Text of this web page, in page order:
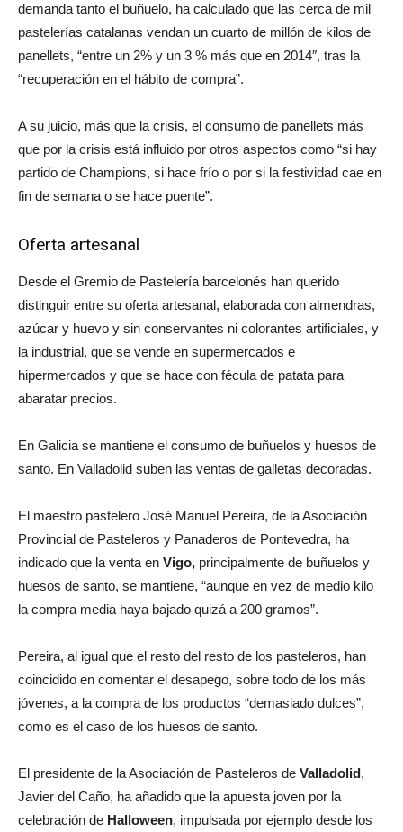
demanda tanto el buñuelo, ha calculado que las cerca de mil
pastelerías catalanas vendan un cuarto de millón de kilos de
panellets, “entre un 2% y un 3 % más que en 2014″, tras la
“recuperación en el hábito de compra”.
A su juicio, más que la crisis, el consumo de panellets más
que por la crisis está influido por otros aspectos como “si hay
partido de Champions, si hace frío o por si la festividad cae en
fin de semana o se hace puente”.
Oferta artesanal
Desde el Gremio de Pastelería barcelonés han querido
distinguir entre su oferta artesanal, elaborada con almendras,
azúcar y huevo y sin conservantes ni colorantes artificiales, y
la industrial, que se vende en supermercados e
hipermercados y que se hace con fécula de patata para
abaratar precios.
En Galicia se mantiene el consumo de buñuelos y huesos de
santo. En Valladolid suben las ventas de galletas decoradas.
El maestro pastelero José Manuel Pereira, de la Asociación
Provincial de Pasteleros y Panaderos de Pontevedra, ha
indicado que la venta en Vigo, principalmente de buñuelos y
huesos de santo, se mantiene, “aunque en vez de medio kilo
la compra media haya bajado quizá a 200 gramos”.
Pereira, al igual que el resto del resto de los pasteleros, han
coincidido en comentar el desapego, sobre todo de los más
jóvenes, a la compra de los productos “demasiado dulces”,
como es el caso de los huesos de santo.
El presidente de la Asociación de Pasteleros de Valladolid,
Javier del Caño, ha añadido que la apuesta joven por la
celebración de Halloween, impulsada por ejemplo desde los